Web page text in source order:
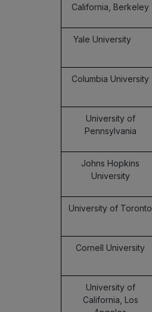
California, Berkeley
Yale University
Columbia University
University of
Pennsylvania
Johns Hopkins
University
University of Toronto
Cornell University
University of
California, Los